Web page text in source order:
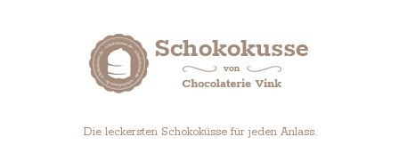
Die leckersten Schokoküsse für jeden Anlass.